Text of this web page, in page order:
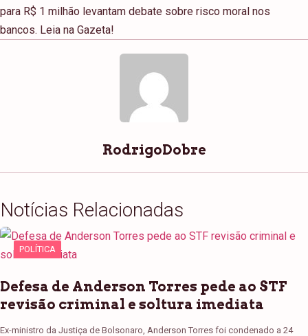
para R$ 1 milhão levantam debate sobre risco moral nos
bancos. Leia na Gazeta!
RodrigoDobre
Notícias Relacionadas
POLÍTICA
Defesa de Anderson Torres pede ao STF
revisão criminal e soltura imediata
Ex-ministro da Justiça de Bolsonaro, Anderson Torres foi condenado a 24